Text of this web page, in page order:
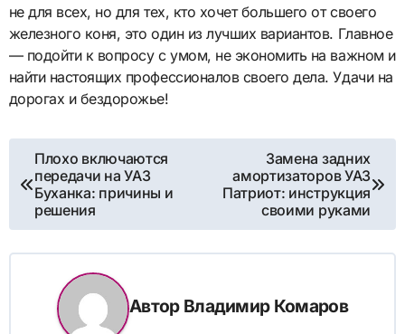
не для всех, но для тех, кто хочет большего от своего
железного коня, это один из лучших вариантов. Главное
— подойти к вопросу с умом, не экономить на важном и
найти настоящих профессионалов своего дела. Удачи на
дорогах и бездорожье!
Навигация
по
записям
Плохо включаются
передачи на УАЗ
Буханка: причины и
решения
Замена задних
амортизаторов УАЗ
Патриот: инструкция
своими руками
Автор Владимир Комаров